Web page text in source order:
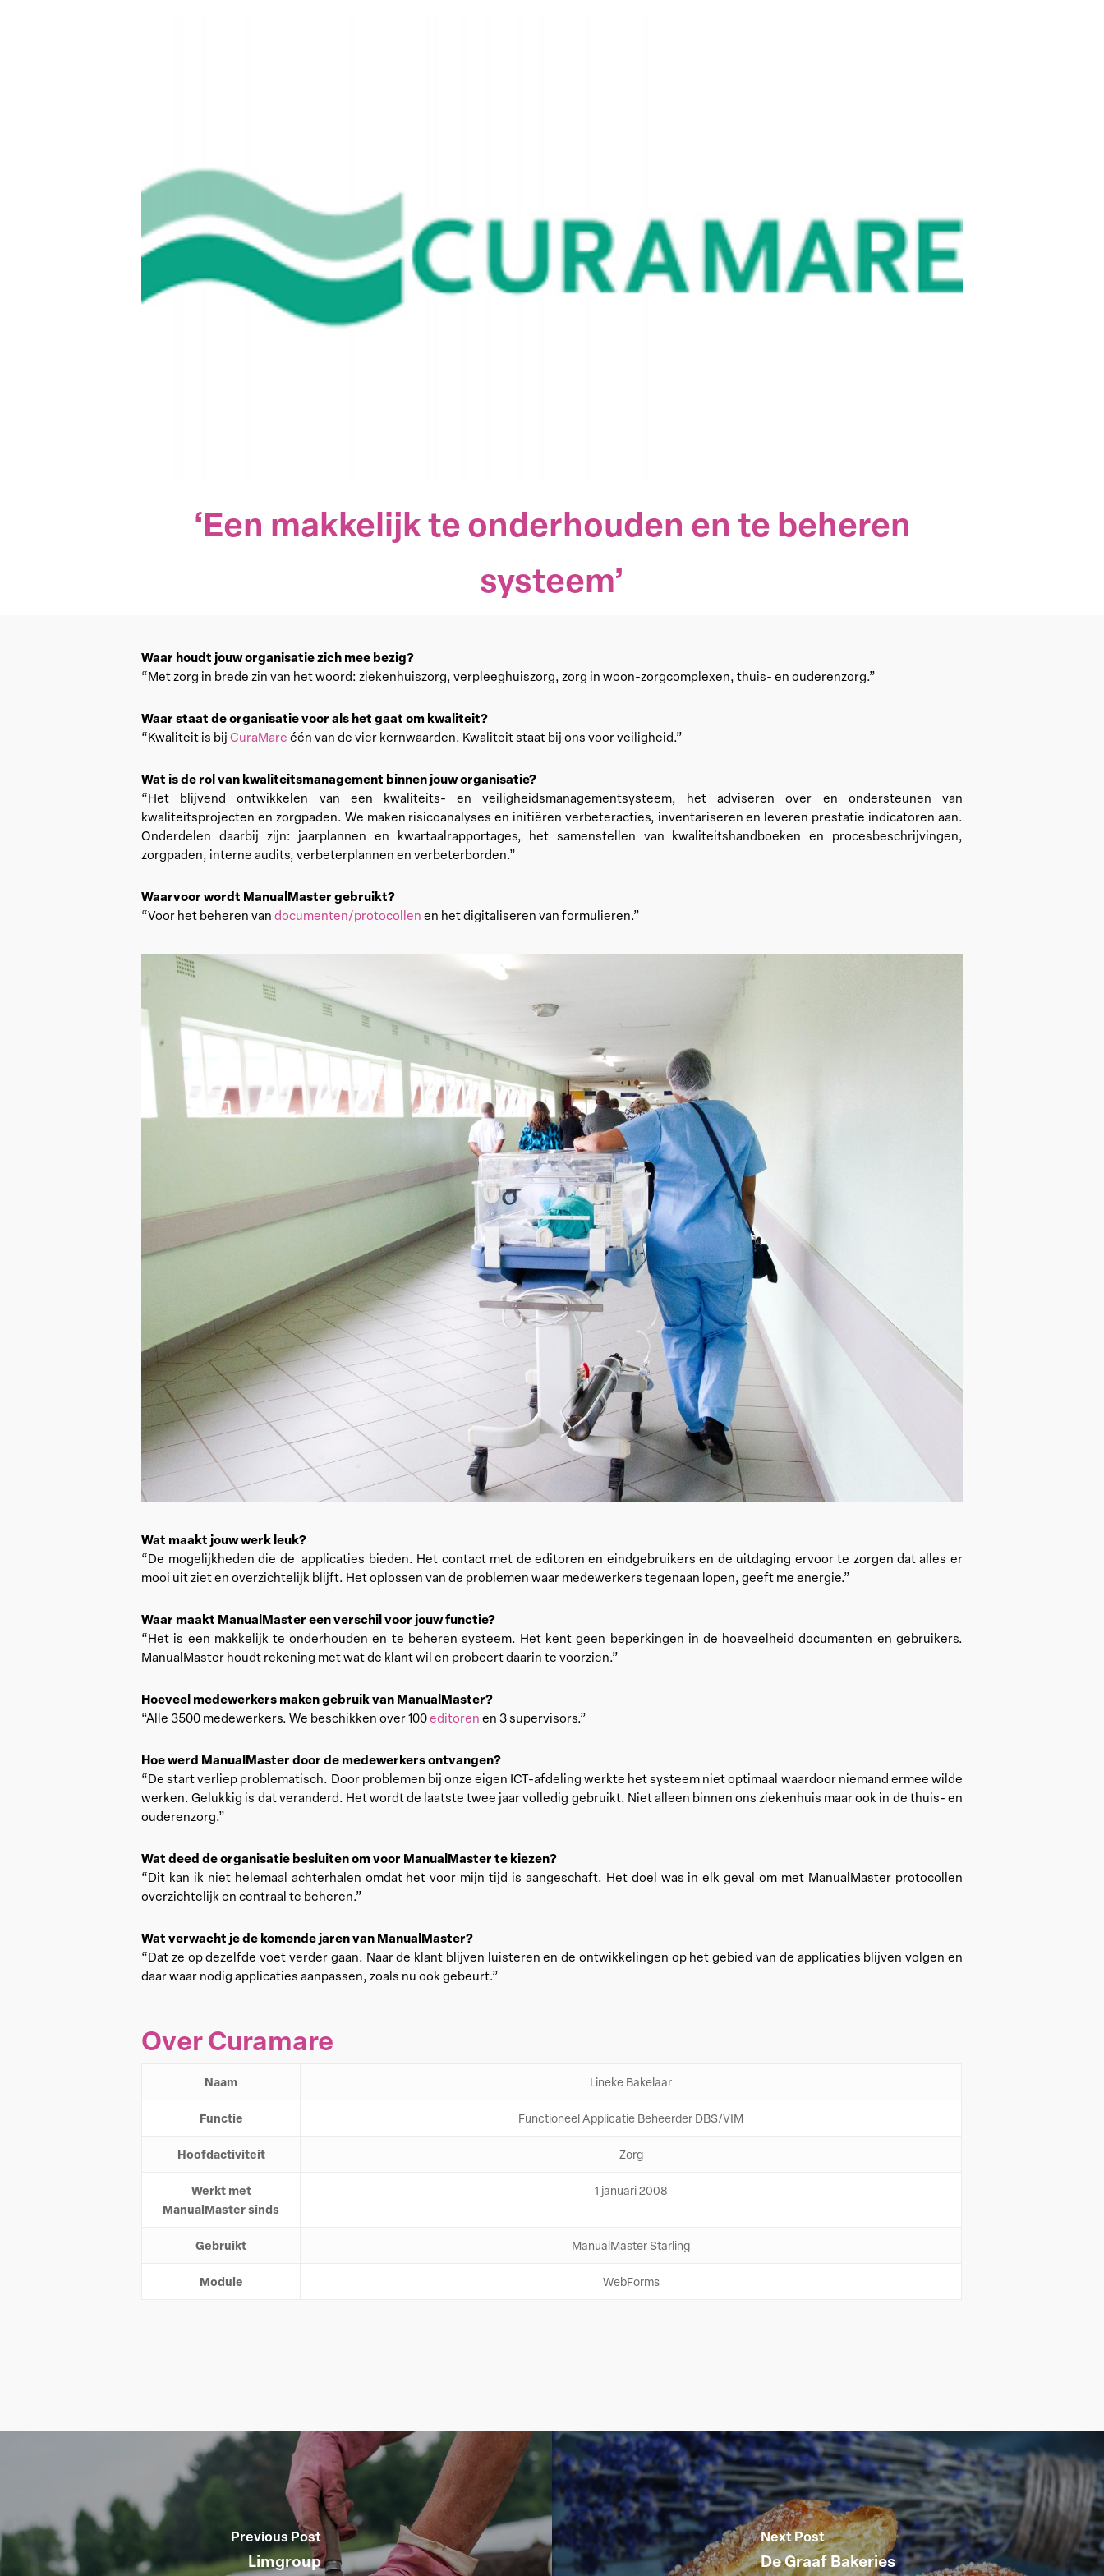
‘Een makkelijk te onderhouden en te beheren
systeem’
Waar houdt jouw organisatie zich mee bezig?
“Met zorg in brede zin van het woord: ziekenhuiszorg, verpleeghuiszorg, zorg in woon-zorgcomplexen, thuis- en ouderenzorg.”
Waar staat de organisatie voor als het gaat om kwaliteit?
“Kwaliteit is bijCuraMare één van de vier kernwaarden. Kwaliteit staat bij ons voor veiligheid.”
Wat is de rol van kwaliteitsmanagement binnen jouw organisatie?
“Het blijvend ontwikkelen van een kwaliteits- en veiligheidsmanagementsysteem, het adviseren over en ondersteunen van
kwaliteitsprojecten en zorgpaden. We maken risicoanalyses en initiëren verbeteracties, inventariseren en leveren prestatie indicatoren aan.
Onderdelen daarbij zijn: jaarplannen en kwartaalrapportages, het samenstellen van kwaliteitshandboeken en procesbeschrijvingen,
zorgpaden, interne audits, verbeterplannen en verbeterborden.”
Waarvoor wordt ManualMaster gebruikt?
“Voor het beheren vandocumenten/protocollen en het digitaliseren van formulieren.”
Wat maakt jouw werk leuk?
“De mogelijkheden die de applicaties bieden. Het contact met de editoren en eindgebruikers en de uitdaging ervoor te zorgen dat alles er
mooi uit ziet en overzichtelijk blijft. Het oplossen van de problemen waar medewerkers tegenaan lopen, geeft me energie.”
Waar maakt ManualMaster een verschil voor jouw functie?
“Het is een makkelijk te onderhouden en te beheren systeem. Het kent geen beperkingen in de hoeveelheid documenten en gebruikers.
ManualMaster houdt rekening met wat de klant wil en probeert daarin te voorzien.”
Hoeveel medewerkers maken gebruik van ManualMaster?
“Alle 3500 medewerkers. We beschikken over 100editoren en 3 supervisors.”
Hoe werd ManualMaster door de medewerkers ontvangen?
“De start verliep problematisch. Door problemen bij onze eigen ICT-afdeling werkte het systeem niet optimaal waardoor niemand ermee wilde
werken. Gelukkig is dat veranderd. Het wordt de laatste twee jaar volledig gebruikt. Niet alleen binnen ons ziekenhuis maar ook in de thuis- en
ouderenzorg.”
Wat deed de organisatie besluiten om voor ManualMaster te kiezen?
“Dit kan ik niet helemaal achterhalen omdat het voor mijn tijd is aangeschaft. Het doel was in elk geval om met ManualMaster protocollen
overzichtelijk en centraal te beheren.”
Wat verwacht je de komende jaren van ManualMaster?
“Dat ze op dezelfde voet verder gaan. Naar de klant blijven luisteren en de ontwikkelingen op het gebied van de applicaties blijven volgen en
daar waar nodig applicaties aanpassen, zoals nu ook gebeurt.”
Over Curamare
Naam Lineke Bakelaar
Functie Functioneel Applicatie Beheerder DBS/VIM
Hoofdactiviteit Zorg
Werkt met
ManualMaster sinds
1 januari 2008
Gebruikt ManualMaster Starling
Module WebForms
Previous Post
Limgroup
Next Post
De Graaf Bakeries